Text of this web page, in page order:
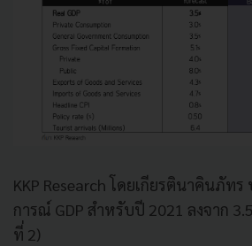
KKP Research โดยเกียรตินาคินภัท
การณ์ GDP สำหรับปี 2021 ลงจาก
ที่ 2)